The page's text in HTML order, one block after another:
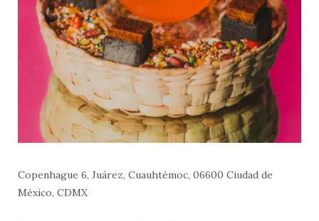
Copenhague 6, Juárez, Cuauhtémoc, 06600 Ciudad de
México, CDMX